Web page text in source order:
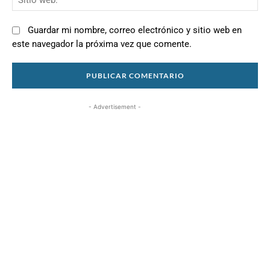
Guardar mi nombre, correo electrónico y sitio web en
este navegador la próxima vez que comente.
- Advertisement -